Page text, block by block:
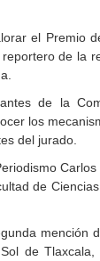
el Premio
de la
de la
los
del jurado.
de
mención
de